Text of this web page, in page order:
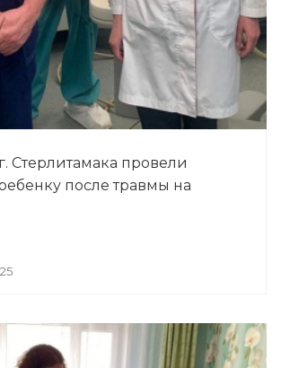
Стерлитамака провели
после травмы на